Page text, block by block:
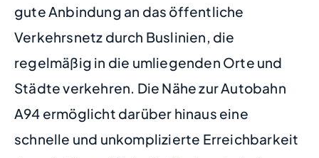
gute Anbindung an das öffentliche
Verkehrsnetz durch Buslinien, die
regelmäßig in die umliegenden Orte und
Städte verkehren. Die Nähe zur Autobahn
A94 ermöglicht darüber hinaus eine
schnelle und unkomplizierte Erreichbarkeit